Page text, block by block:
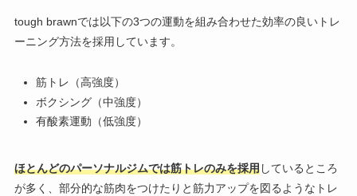
tough brawnでは以下の3つの運動を組み合わせた効率の良いトレ
ーニング方法を採用しています。
筋トレ（高強度）
ボクシング（中強度）
有酸素運動（低強度）
ほとんどのパーソナルジムでは筋トレのみを採用しているところ
が多く、部分的な筋肉をつけたりと筋力アップを図るようなトレ